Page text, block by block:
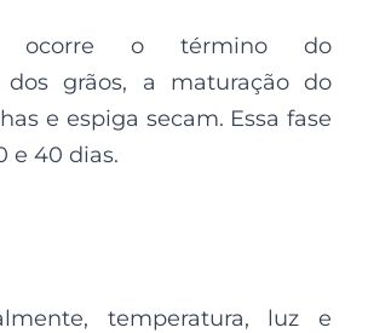
ocorre o término do
dos grãos, a maturação do
e espiga secam. Essa fase
e 40 dias.
temperatura, luz e